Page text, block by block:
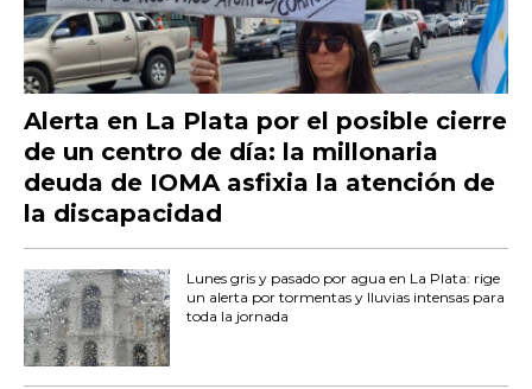
Alerta en La Plata por el posible cierre
de un centro de día: la millonaria
deuda de IOMA asfixia la atención de
la discapacidad
Lunes gris y pasado por agua en La Plata: rige
un alerta por tormentas y lluvias intensas para
toda la jornada